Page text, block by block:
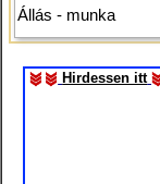
Állás - munka
Hirdessen itt